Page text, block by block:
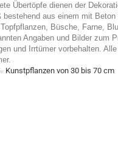
Übertöpfe dienen der
bestehend aus einem mit
Büsche, Farne,
Angaben und Bilder zum
und Irrtümer vorbehalten.
Kunstpflanzen von 30 bis 70 cm